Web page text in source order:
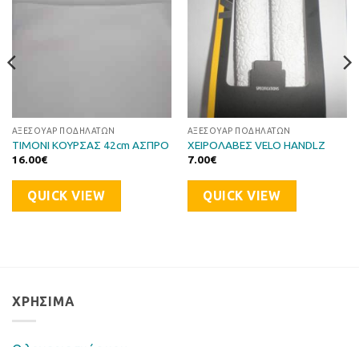
ΑΞΕΣΟΥΆΡ ΠΟΔΗΛΆΤΩΝ
ΤΙΜΟΝΙ ΚΟΥΡΣΑΣ 42cm ΑΣΠΡΟ
16.00€
QUICK VIEW
ΑΞΕΣΟΥΆΡ ΠΟΔΗΛΆΤΩΝ
ΧΕΙΡΟΛΑΒΕΣ VELO HANDLZ
7.00€
QUICK VIEW
ΧΡΉΣΙΜΑ